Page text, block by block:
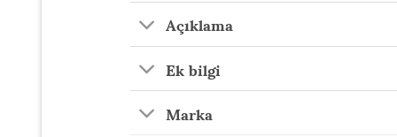
Açıklama
Ek bilgi
Marka